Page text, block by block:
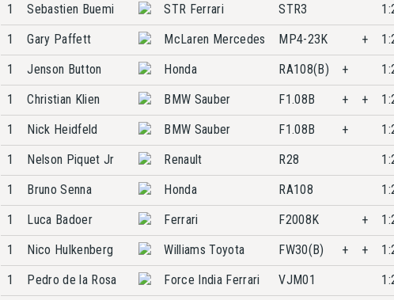
1 Sebastien Buemi STR Ferrari STR3
1
Gary Paffett McLaren Mercedes MP4-23K +
1
Jenson Button Honda RA108(B) +
1
Christian Klien BMW Sauber F1.08B + +
1
Nick Heidfeld BMW Sauber F1.08B +
1
Nelson Piquet Jr Renault R28
1
Bruno Senna Honda RA108
1
Luca Badoer Ferrari F2008K +
1
Nico Hulkenberg Williams Toyota FW30(B) + +
1
Pedro de la Rosa Force India Ferrari VJM01